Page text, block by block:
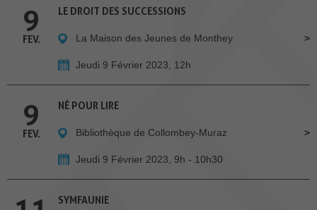
9
FEV.
LE DROIT DES SUCCESSIONS
La Maison des Jeunes de Monthey
Jeudi 9 Février 2023, 12h
9
FEV.
NÉ POUR LIRE
Bibliothèque de Collombey-Muraz
Jeudi 9 Février 2023, 9h - 10h30
SYMFAUNIE